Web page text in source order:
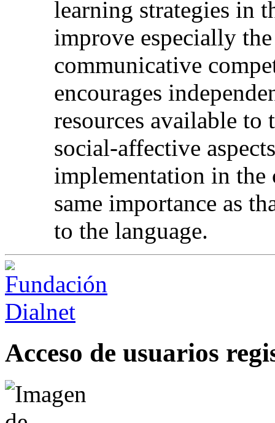
learning strategies in
improve especially
communicative
encourages
resources available to
social-affective
implementation in
same importance as
to the language.
Acceso de usuarios